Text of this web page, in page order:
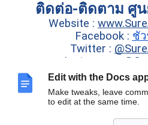
Edit with the Docs
Make tweaks, leave
to edit at the same time.
ติดต่อ-ติดตาม ศู
Website :
Facebook : ชั
Twitter :
Instagram :
TikTok :
YouTube : ชัวร์ก่อนแชร์
LINE :